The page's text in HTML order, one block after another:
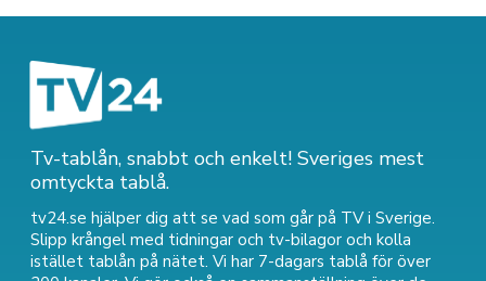
Tv-tablån, snabbt och enkelt! Sveriges mest
omtyckta tablå.
tv24.se hjälper dig att se vad som går på TV i Sverige.
Slipp krångel med tidningar och tv-bilagor och kolla
istället tablån på nätet. Vi har 7-dagars tablå för över